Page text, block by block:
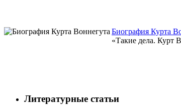
Биография Курта
«Такие дела. Курт
Литературные статьи